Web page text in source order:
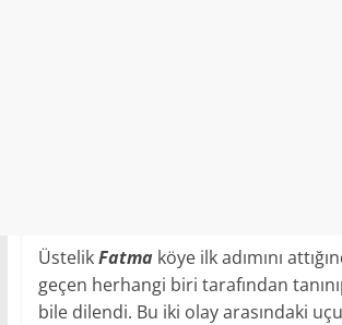
ÜstelikFatmaköye ilk adımını
geçen herhangi biri tarafından
bile dilendi. Bu iki olay arasındaki